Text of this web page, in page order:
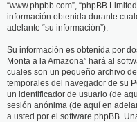
“www.phpbb.com”, “phpBB
información obtenida durante
adelante “su información”).
Su información es obtenida por
Monta a la Amazona” hará al
cuales son un pequeño archivo
temporales del navegador de su
un identificador de usuario (de
sesión anónima (de aquí en
a usted por el software phpBB.